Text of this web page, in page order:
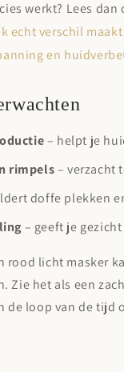
werkt? Lees
echt verschil
en
– helpt je
rimpels– verzacht
doffe plekken
– geeft je
rood licht masker
Zie het als een
de loop van de tijd